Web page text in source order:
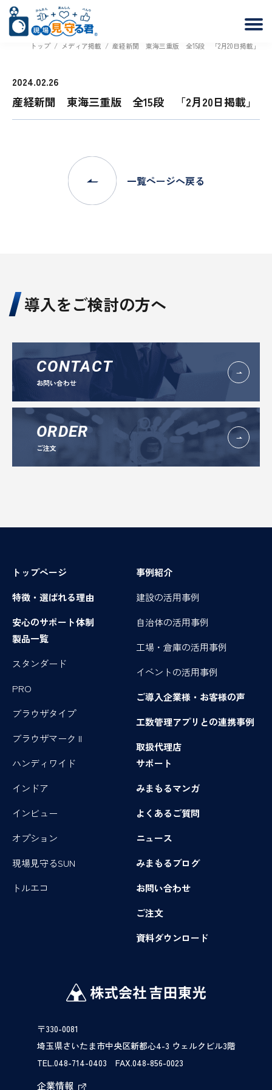
トップ / メディア掲載 / 産経新聞 東海三重版 全15段 「2月20日掲載」
2024.02.26
産経新聞 東海三重版 全15段 「2月20日掲載」
一覧ページへ戻る
導入をご検討の方へ
CONTACT
お問い合わせ
ORDER
ご注文
〒330-0081
埼玉県さいたま市中央区新都心4-3 ウェルクビル3階
TEL.048-714-0403 FAX.048-856-0023
企業情報
トップページ
特徴・選ばれる理由
安心のサポート体制
製品一覧
スタンダード
PRO
ブラウザタイプ
ブラウザマーク II
ハンディワイド
インドア
インビュー
オプション
現場見守るSUN
トルエコ
事例紹介
建設の活用事例
自治体の活用事例
工場・倉庫の活用事例
イベントの活用事例
ご導入企業様・お客様の声
工数管理アプリとの連携事例
取扱代理店
サポート
みまもるマンガ
よくあるご質問
ニュース
みまもるブログ
お問い合わせ
ご注文
資料ダウンロード